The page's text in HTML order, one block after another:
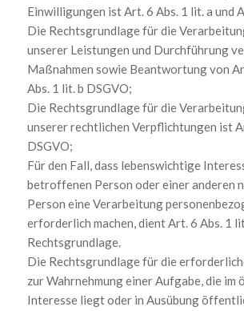
Einwilligungen ist Art. 6 Abs. 1 lit. a und
Die Rechtsgrundlage für die
unserer Leistungen und Durchführung
Maßnahmen sowie Beantwortung von
Abs. 1 lit. b DSGVO;
Die Rechtsgrundlage für die
unserer rechtlichen Verpflichtungen ist
DSGVO;
Für den Fall, dass lebenswichtige
betroffenen Person oder einer anderen
Person eine Verarbeitung
erforderlich machen, dient Art. 6 Abs. 1
Rechtsgrundlage.
Die Rechtsgrundlage für die
zur Wahrnehmung einer Aufgabe, die im
Interesse liegt oder in Ausübung